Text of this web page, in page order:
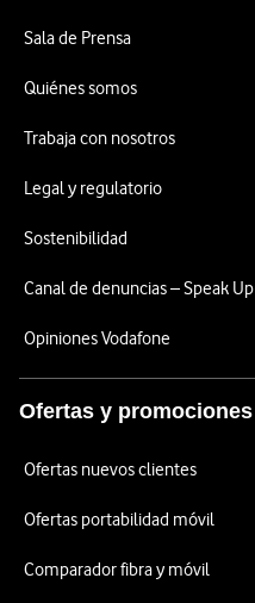
Sala de Prensa
Quiénes somos
Trabaja con nosotros
Legal y regulatorio
Sostenibilidad
Canal de denuncias – Speak Up
Opiniones Vodafone
Ofertas y promociones
Ofertas nuevos clientes
Ofertas portabilidad móvil
Comparador fibra y móvil